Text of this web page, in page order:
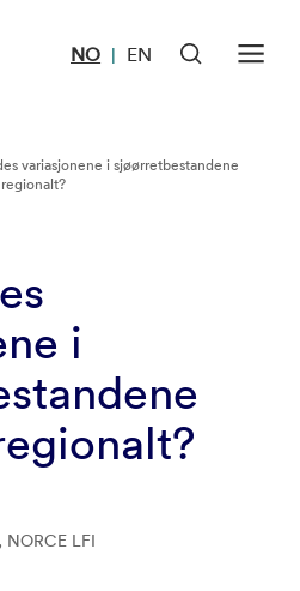
NO | EN
variasjonene i sjøørretbestandene
i
LFI